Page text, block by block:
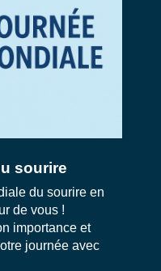
sourire
du sourire en
de vous !
importance et
journée avec